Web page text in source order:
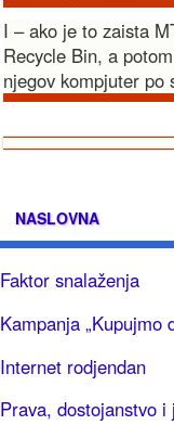
I – ako je to zaista
Recycle Bin, a
njegov kompjuter po
NASLOVNA
Faktor snalaženja
Kampanja „Kupujmo
Internet rodjendan
Prava, dostojanstvo i